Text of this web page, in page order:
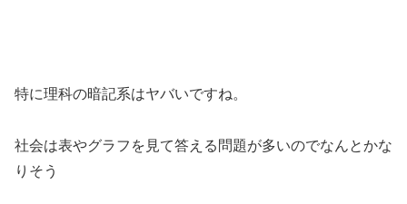
特に理科の暗記系はヤバいですね。
社会は表やグラフを見て答える問題が多いのでなんとかな
りそう